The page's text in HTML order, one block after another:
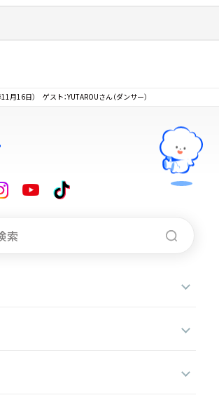
月16日） ゲスト：YUTAROUさん（ダンサー）